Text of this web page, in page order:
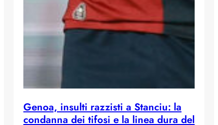
Genoa, insulti razzisti a Stanciu: la
condanna dei tifosi e la linea dura del